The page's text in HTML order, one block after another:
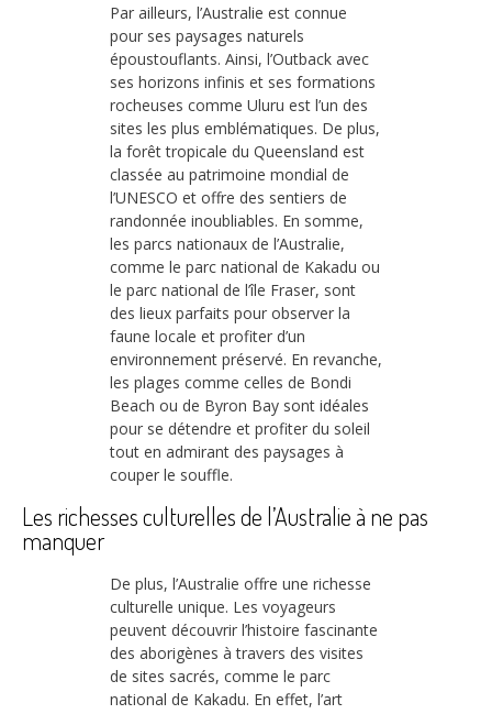
Par ailleurs, l’Australie est connue
pour ses paysages naturels
époustouflants. Ainsi, l’Outback avec
ses horizons infinis et ses formations
rocheuses comme Uluru est l’un des
sites les plus emblématiques. De plus,
la forêt tropicale du Queensland est
classée au patrimoine mondial de
l’UNESCO et offre des sentiers de
randonnée inoubliables. En somme,
les parcs nationaux de l’Australie,
comme le parc national de Kakadu ou
le parc national de l’île Fraser, sont
des lieux parfaits pour observer la
faune locale et profiter d’un
environnement préservé. En revanche,
les plages comme celles de Bondi
Beach ou de Byron Bay sont idéales
pour se détendre et profiter du soleil
tout en admirant des paysages à
couper le souffle.
Les richesses culturelles de l’Australie à ne pas
manquer
De plus, l’Australie offre une richesse
culturelle unique. Les voyageurs
peuvent découvrir l’histoire fascinante
des aborigènes à travers des visites
de sites sacrés, comme le parc
national de Kakadu. En effet, l’art